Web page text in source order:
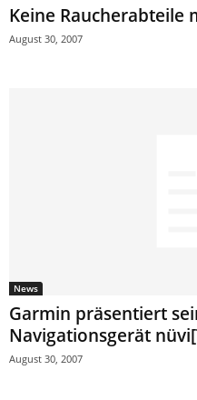
Keine Raucherabteile
August 30, 2007
News
Garmin präsentiert
Navigationsgerät
August 30, 2007